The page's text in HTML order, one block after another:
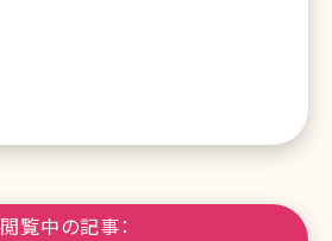
閲覧中の記事：